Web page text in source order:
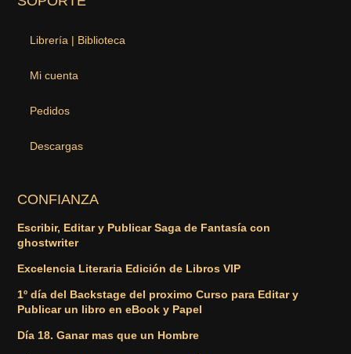
Librería | Biblioteca
Mi cuenta
Pedidos
Descargas
CONFIANZA
Escribir, Editar y Publicar Saga de Fantasía con
ghostwriter
Excelencia Literaria Edición de Libros VIP
1º día del Backstage del proximo Curso para Editar y
Publicar un libro en eBook y Papel
Día 18. Ganar mas que un Hombre